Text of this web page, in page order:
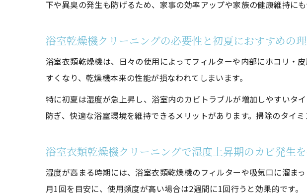
浴室衣類乾燥機クリー
浴室衣類乾燥機クリー
自分でできるクリーニ
浴室衣類乾燥機クリー
時短につながる浴室衣類乾
浴室衣類乾燥機クリー
浴室衣類乾燥機クリー
短時間で完了する浴室
浴室衣類乾燥機クリー
下や異臭の発生も防げるため、家事の効率アップや家族の健康維持にも
浴室乾燥機クリーニングの必要性と初夏におすすめの
浴室衣類乾燥機は、日々の使用によってフィルターや内部にホコリ・
すくなり、乾燥機本来の性能が損なわれてしまいます。
特に初夏は湿度が急上昇し、浴室内のカビトラブルが増加しやすいタ
防ぎ、快適な浴室環境を維持できるメリットがあります。掃除のタイ
浴室衣類乾燥機クリーニングで湿度上昇期のカビ発生
湿度が高まる時期には、浴室衣類乾燥機のフィルターや吸気口に溜ま
月1回を目安に、使用頻度が高い場合は2週間に1回行うと効果的です。